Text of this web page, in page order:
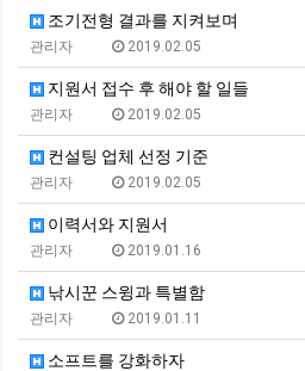
조기전형 결과를 지켜보며
관리자 2019.02.05
지원서 접수 후 해야 할 일들
관리자 2019.02.05
컨설팅 업체 선정 기준
관리자 2019.02.05
이력서와 지원서
관리자 2019.01.16
낚시꾼 스윙과 특별함
관리자 2019.01.11
소프트를 강화하자